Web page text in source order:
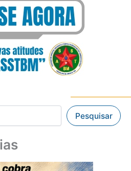
Pesquisar